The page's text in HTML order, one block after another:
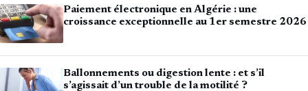
Paiement électronique en Algérie : une
croissance exceptionnelle au 1er semestre 2026
Ballonnements ou digestion lente : et s’il
s’agissait d’un trouble de la motilité ?